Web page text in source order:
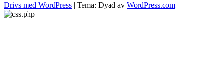
Drivs med WordPress | Tema: Dyad av WordPress.com